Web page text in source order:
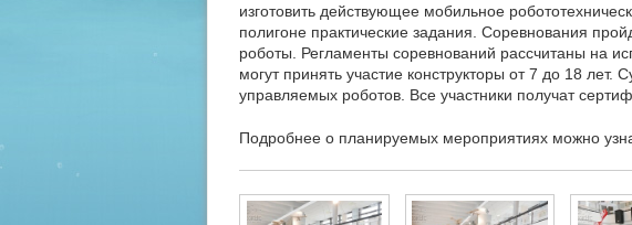
изготовить действующее мобильное
полигоне практические задания. Соревнования
роботы. Регламенты соревнований рассчитаны на
могут принять участие конструкторы от 7 до 18
управляемых роботов. Все участники получат
Подробнее о планируемых мероприятиях можно